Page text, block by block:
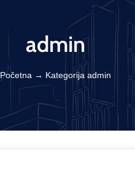
admin
Početna → Kategorija admin